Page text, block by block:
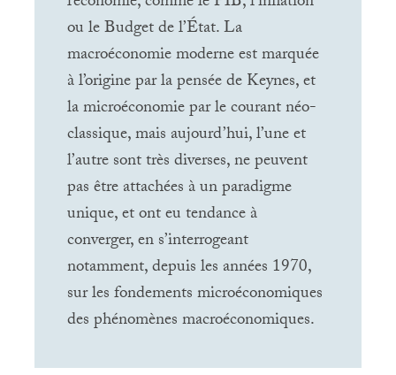
ou le Budget de l’État. La
macroéconomie moderne est marquée
à l’origine par la pensée de Keynes, et
la microéconomie par le courant néo-
classique, mais aujourd’hui, l’une et
l’autre sont très diverses, ne peuvent
pas être attachées à un paradigme
unique, et ont eu tendance à
converger, en s’interrogeant
notamment, depuis les années 1970,
sur les fondements microéconomiques
des phénomènes macroéconomiques.